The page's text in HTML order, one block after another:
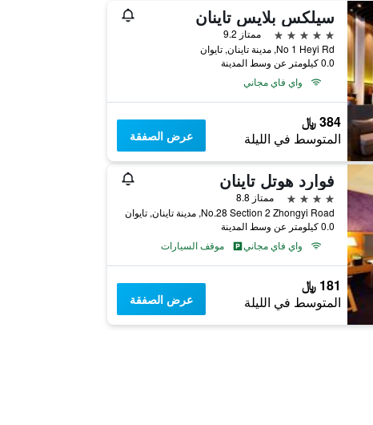
سيلكس بلايس تاينان
5 نجوم
ممتاز 9.2
No 1 Heyi Rd, مدينة تاينان, تايوان
0.0 كيلومتر عن وسط المدينة
واي فاي مجاني
384 ﷼
المتوسط في الليلة عرض الصفقة
فوارد هوتل تاينان
4 نجوم
ممتاز 8.8
No.28 Section 2 Zhongyi Road, مدينة تاينان, تايوان
0.0 كيلومتر عن وسط المدينة
واي فاي مجاني
موقف السيارات
181 ﷼
المتوسط في الليلة عرض الصفقة